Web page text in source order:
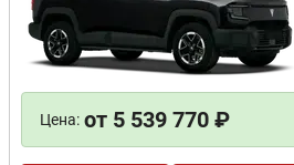
Цена: от 5 539 770 ₽